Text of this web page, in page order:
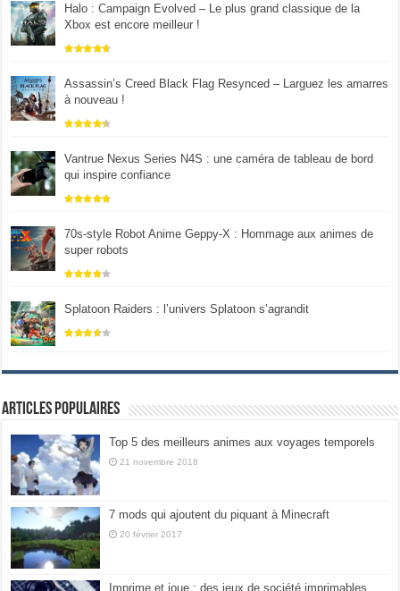
Halo : Campaign Evolved – Le plus grand classique de la
Xbox est encore meilleur !
Assassin’s Creed Black Flag Resynced – Larguez les amarres
à nouveau !
Vantrue Nexus Series N4S : une caméra de tableau de bord
qui inspire confiance
70s-style Robot Anime Geppy-X : Hommage aux animes de
super robots
Splatoon Raiders : l’univers Splatoon s’agrandit
Articles populaires
Top 5 des meilleurs animes aux voyages temporels
21 novembre 2018
7 mods qui ajoutent du piquant à Minecraft
20 février 2017
Imprime et joue : des jeux de société imprimables